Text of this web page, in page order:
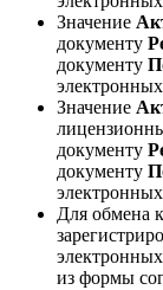
Значение
документу
документу
Значение
документу
документу
Для обмена
из формы